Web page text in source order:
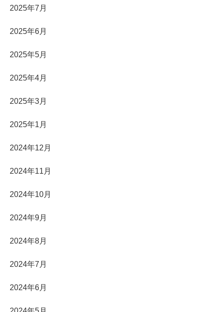
2025年7月
2025年6月
2025年5月
2025年4月
2025年3月
2025年1月
2024年12月
2024年11月
2024年10月
2024年9月
2024年8月
2024年7月
2024年6月